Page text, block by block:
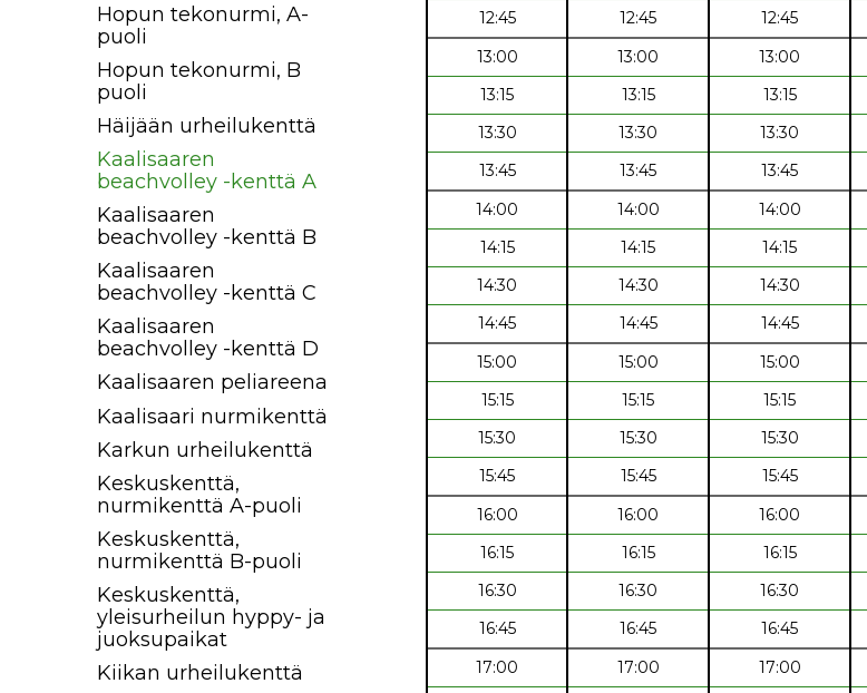
Hopun tekonurmi, A-
puoli
Hopun tekonurmi, B
puoli
Häijään urheilukenttä
Kaalisaaren
beachvolley -kenttä A
Kaalisaaren
beachvolley -kenttä B
Kaalisaaren
beachvolley -kenttä C
Kaalisaaren
beachvolley -kenttä D
Kaalisaaren peliareena
Kaalisaari nurmikenttä
Karkun urheilukenttä
Keskuskenttä,
nurmikenttä A-puoli
Keskuskenttä,
nurmikenttä B-puoli
Keskuskenttä,
yleisurheilun hyppy- ja
juoksupaikat
Kiikan urheilukenttä
12:45
12:45 12:45
13:00
13:00 13:00
13:15
13:15 13:15
13:30
13:30 13:30
13:45
13:45 13:45
14:00
14:00 14:00
14:15
14:15 14:15
14:30
14:30 14:30
14:45
14:45 14:45
15:00
15:00 15:00
15:15
15:15 15:15
15:30
15:30 15:30
15:45
15:45 15:45
16:00
16:00 16:00
16:15
16:15 16:15
16:30
16:30 16:30
16:45
16:45 16:45
17:00
17:00 17:00